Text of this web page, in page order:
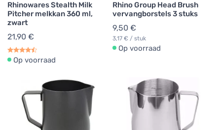
Rhinowares Stealth Milk
Pitcher melkkan 360 ml,
zwart
21,90 €
Op voorraad
Rhino Group Head Brush
vervangborstels 3 stuks
9,50 €
3,17 € / stuk
Op voorraad